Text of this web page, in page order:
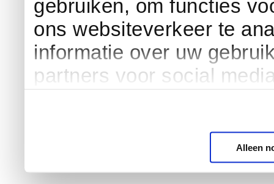
gebruiken, om functies
ons websiteverkeer te
informatie over uw
partners voor social
Alleen